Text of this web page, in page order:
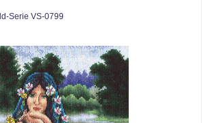
Serie VS-0799